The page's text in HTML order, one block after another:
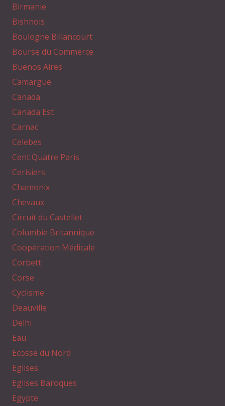
Birmanie
Bishnoïs
Boulogne Billancourt
Bourse du Commerce
Buenos Aires
Camargue
Canada
Canada Est
Carnac
Celebes
Cent Quatre Paris
Cerisiers
Chamonix
Chevaux
Circuit du Castellet
Columbie Britannique
Coopération Médicale
Corbett
Corse
Cyclisme
Deauville
Delhi
Eau
Ecosse du Nord
Eglises
Eglises Baroques
Egypte